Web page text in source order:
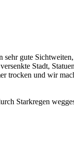
gute
Stadt,
trocken und wir
Starkregen